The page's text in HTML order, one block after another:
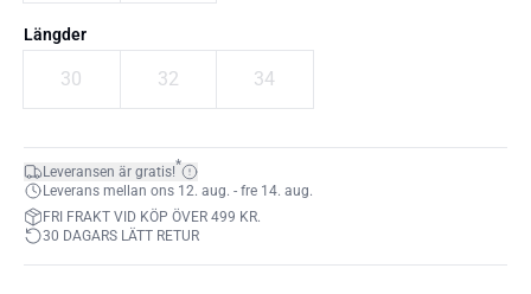
Längder
30 32 34
Leveransen är gratis!*
Leverans mellan ons 12. aug. - fre 14. aug.
FRI FRAKT VID KÖP ÖVER 499 KR.
30 DAGARS LÄTT RETUR